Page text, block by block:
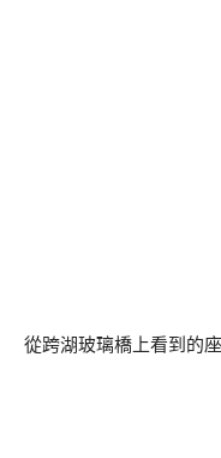
從跨湖玻璃橋上看到的